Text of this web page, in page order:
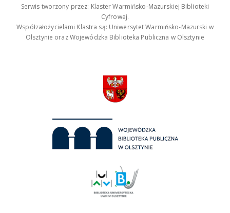
Serwis tworzony przez: Klaster Warmińsko-Mazurskiej Biblioteki
Cyfrowej.
Współzałożycielami Klastra są: Uniwersytet Warmińsko-Mazurski w
Olsztynie oraz Wojewódzka Biblioteka Publiczna w Olsztynie